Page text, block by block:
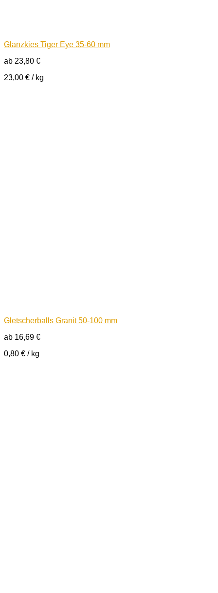
Glanzkies Tiger Eye 35-60 mm
ab 23,80 €
23,00 € / kg
Gletscherballs Granit 50-100 mm
ab 16,69 €
0,80 € / kg